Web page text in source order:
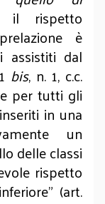
il rispetto
è
assistiti dal
bis, n. 1, c.c.
per tutti gli
in una
un
delle classi
rispetto
(art.